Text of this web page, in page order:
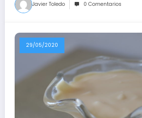
Javier Toledo 0 Comentarios
29/05/2020